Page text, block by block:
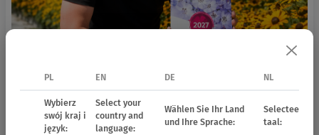
PL EN DE NL
Wybierz
swój kraj i
język:
Select your
country and
language:
Wählen Sie Ihr Land
und Ihre Sprache:
Selecteer uw
taal: